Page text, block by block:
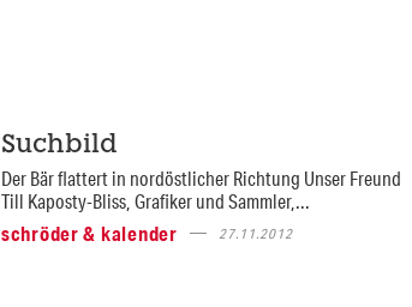
Suchbild
Der Bär flattert in nordöstlicher Richtung Unser Freund
Till Kaposty-Bliss, Grafiker und Sammler,...
schröder & kalender
27.11.2012